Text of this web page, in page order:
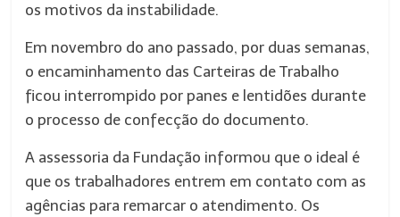
os motivos da instabilidade.
Em novembro do ano passado, por duas semanas,
o encaminhamento das Carteiras de Trabalho
ficou interrompido por panes e lentidões durante
o processo de confecção do documento.
A assessoria da Fundação informou que o ideal é
que os trabalhadores entrem em contato com as
agências para remarcar o atendimento. Os